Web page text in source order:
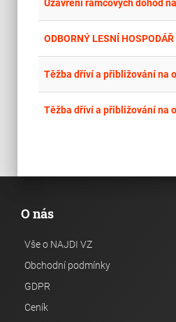
Uzavření rámcových dohod
O nás
Vše o NAJDI VZ
Obchodní podmínky
GDPR
Ceník